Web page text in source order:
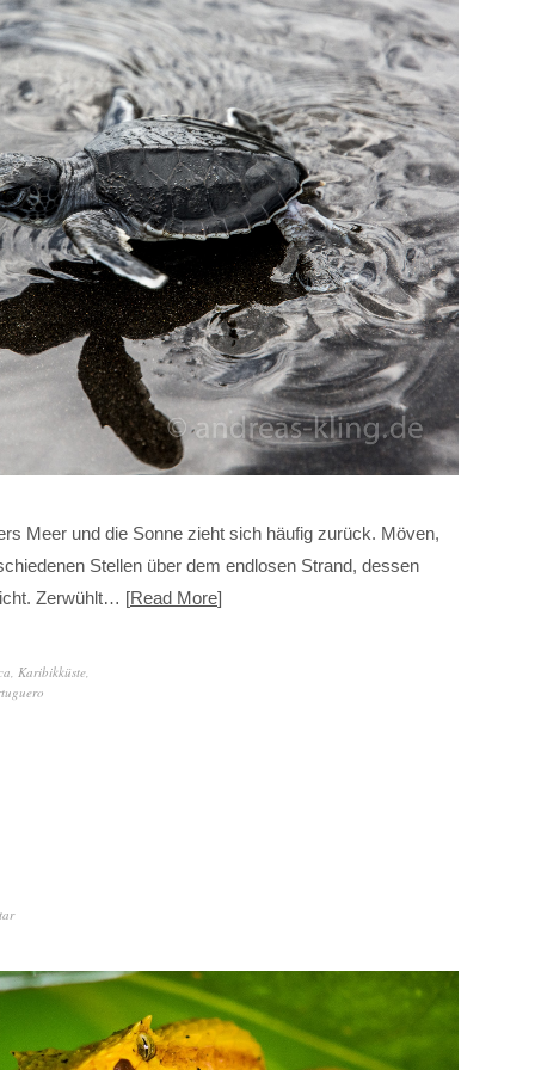
Meer und die Sonne zieht sich häufig zurück. Möven,
Stellen über dem endlosen Strand, dessen
Zerwühlt…
Read More
Karibikküste